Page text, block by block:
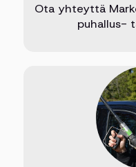
Ota yhteyttä
puhallus-